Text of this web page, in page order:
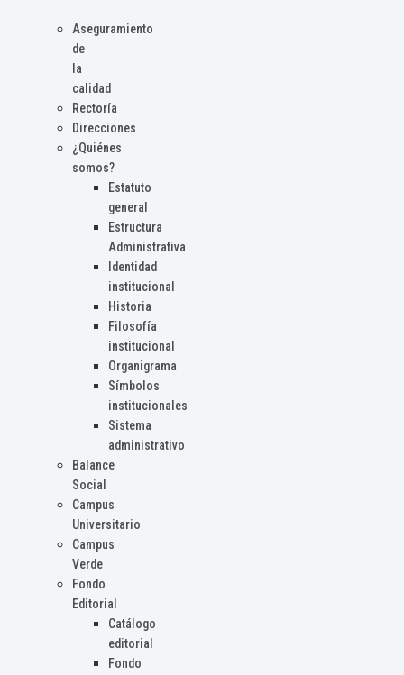
Aseguramiento
de
la
calidad
Rectoría
Direcciones
¿Quiénes
somos?
Estatuto
general
Estructura
Administrativa
Identidad
institucional
Historia
Filosofía
institucional
Organigrama
Símbolos
institucionales
Sistema
administrativo
Balance
Social
Campus
Universitario
Campus
Verde
Fondo
Editorial
Catálogo
editorial
Fondo